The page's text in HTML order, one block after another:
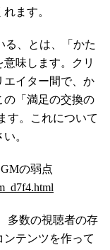
ます。
る、とは、「かた
味します。クリ
エイター間で、か
の「満足の交換の
す。これについて
。
の弱点
多数の視聴者の存
テンツを作って